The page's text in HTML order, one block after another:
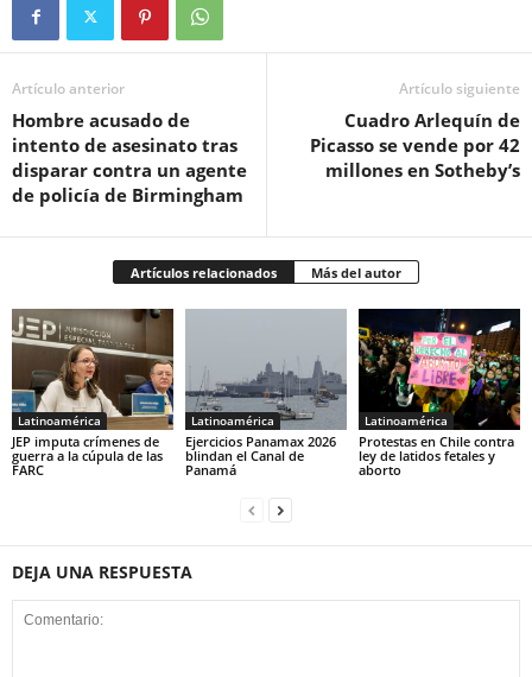
Artículo anterior
Hombre acusado de
intento de asesinato tras
disparar contra un agente
de policía de Birmingham
Artículo siguiente
Cuadro Arlequín de
Picasso se vende por 42
millones en Sotheby’s
Artículos relacionados Más del autor
Latinoamérica
JEP imputa crímenes de
guerra a la cúpula de las
FARC
Latinoamérica
Ejercicios Panamax 2026
blindan el Canal de
Panamá
Latinoamérica
Protestas en Chile contra
ley de latidos fetales y
aborto
DEJA UNA RESPUESTA